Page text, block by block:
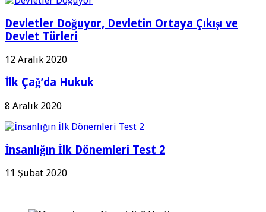
Devletler Doğuyor, Devletin Ortaya Çıkışı ve
Devlet Türleri
12 Aralık 2020
İlk Çağ’da Hukuk
8 Aralık 2020
İnsanlığın İlk Dönemleri Test 2
11 Şubat 2020